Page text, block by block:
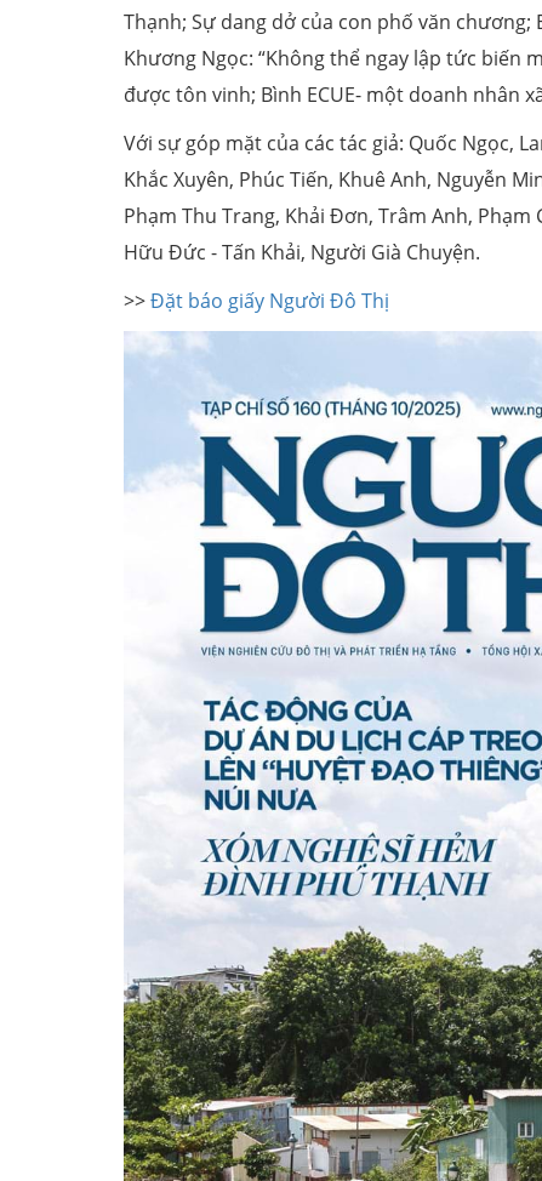
Thạnh; Sự dang dở của con phố văn
Khương Ngọc: “Không thể ngay lập tức biến
được tôn vinh; Bình ECUE- một doanh nhân
Với sự góp mặt của các tác giả: Quốc Ngọc,
Khắc Xuyên, Phúc Tiến, Khuê Anh, Nguyễn
Phạm Thu Trang, Khải Đơn, Trâm Anh,
Hữu Đức - Tấn Khải, Người Già Chuyện.
>>Đặt báo giấy Người Đô Thị